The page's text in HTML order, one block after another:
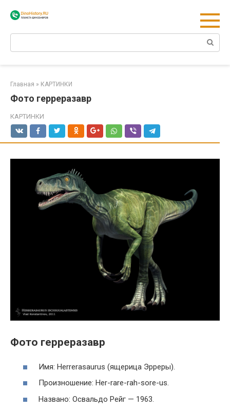
Главная » КАРТИНКИ
Фото герреразавр
КАРТИНКИ
Фото герреразавр
Имя: Herrerasaurus (ящерица Эрреры).
Произношение: Her-rare-rah-sore-us.
Названо: Освальдо Рейг — 1963.